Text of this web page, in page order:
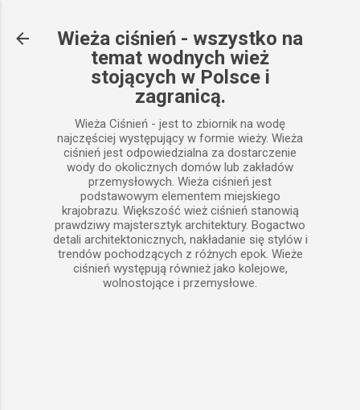
Wieża ciśnień - wszystko na
temat wodnych wież
stojących w Polsce i
zagranicą.
Wieża Ciśnień - jest to zbiornik na wodę
najczęściej występujący w formie wieży. Wieża
ciśnień jest odpowiedzialna za dostarczenie
wody do okolicznych domów lub zakładów
przemysłowych. Wieża ciśnień jest
podstawowym elementem miejskiego
krajobrazu. Większość wież ciśnień stanowią
prawdziwy majstersztyk architektury. Bogactwo
detali architektonicznych, nakładanie się stylów i
trendów pochodzących z różnych epok. Wieże
ciśnień występują również jako kolejowe,
wolnostojące i przemysłowe.